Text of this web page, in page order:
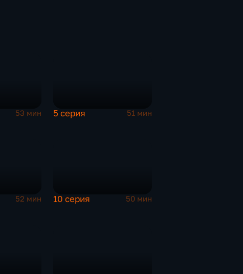
53 мин 5 серия 51 мин
52 мин 10 серия 50 мин